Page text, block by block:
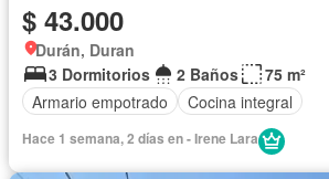
$ 43.000
Durán, Duran
3 Dormitorios
2 Baños
75 m²
Armario empotrado
Cocina integral
Hace 1 semana, 2 días en - Irene Lara